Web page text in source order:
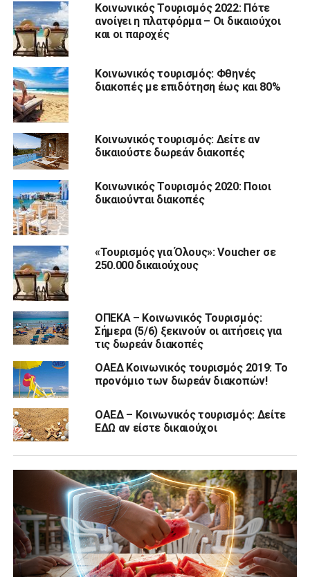
Κοινωνικός Τουρισμός 2022: Πότε
ανοίγει η πλατφόρμα – Οι δικαιούχοι
και οι παροχές
Κοινωνικός τουρισμός: Φθηνές
διακοπές με επιδότηση έως και 80%
Κοινωνικός τουρισμός: Δείτε αν
δικαιούστε δωρεάν διακοπές
Κοινωνικός Τουρισμός 2020: Ποιοι
δικαιούνται διακοπές
«Τουρισμός για Όλους»: Voucher σε
250.000 δικαιούχους
ΟΠΕΚΑ – Κοινωνικός Τουρισμός:
Σήμερα (5/6) ξεκινούν οι αιτήσεις για
τις δωρεάν διακοπές
ΟΑΕΔ Κοινωνικός τουρισμός 2019: Το
προνόμιο των δωρεάν διακοπών!
ΟΑΕΔ – Κοινωνικός τουρισμός: Δείτε
ΕΔΩ αν είστε δικαιούχοι